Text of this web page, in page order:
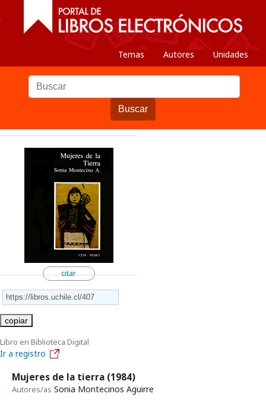
Temas Autores Unidades
Buscar
citar
copiar
Libro en Biblioteca Digital
Ir a registro
Mujeres de la tierra (1984)
Autores/as Sonia Montecinos Aguirre